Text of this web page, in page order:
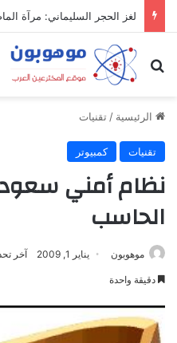
لغز الحجر السليماني: مرآة
بحث عن
الرئيسية / تقنيات
تقنيات كمبيوتر
نظام أمني
الحاسب
موهوبون يناير 1, 2009 آخر
دقيقة واحدة